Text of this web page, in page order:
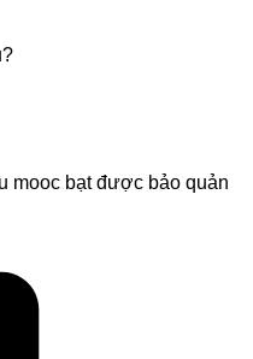
mooc bạt được bảo quản